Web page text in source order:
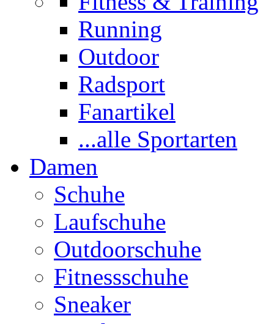
Running
Outdoor
Radsport
Fanartikel
...alle Sportarten
Damen
Schuhe
Laufschuhe
Outdoorschuhe
Fitnessschuhe
Sneaker